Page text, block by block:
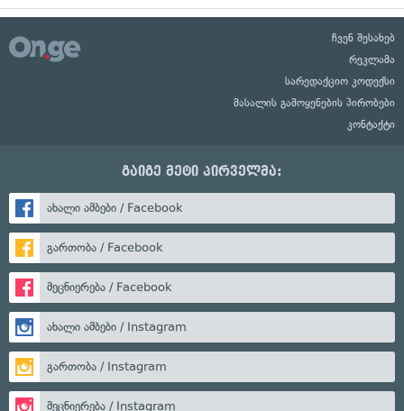
ჩვენ შესახებ
რეკლამა
სარედაქციო კოდექსი
მასალის გამოყენების პირობები
კონტაქტი
გაიგე მეტი პირველმა:
ახალი ამბები / Facebook
გართობა / Facebook
მეცნიერება / Facebook
ახალი ამბები / Instagram
გართობა / Instagram
მეცნიერება / Instagram